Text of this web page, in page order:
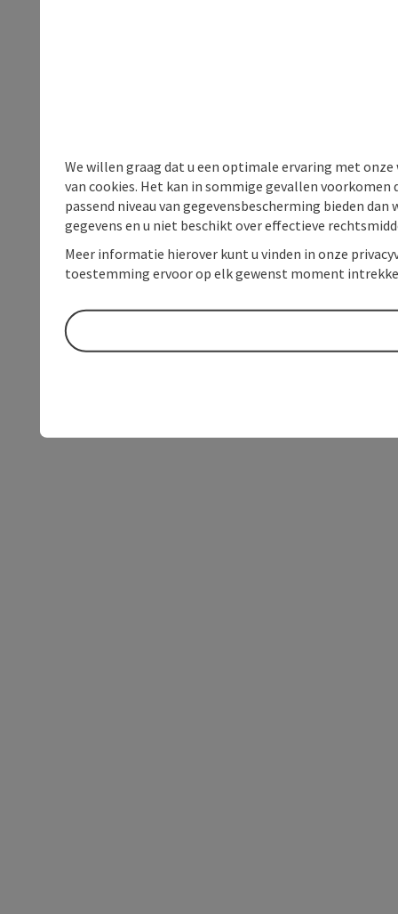
We willen graag dat u een optimale ervaring met
van cookies. Het kan in sommige gevallen voorkomen
passend niveau van gegevensbescherming bieden
gegevens en u niet beschikt over effectieve
Meer informatie hierover kunt u vinden in onze
toestemming ervoor op elk gewenst moment